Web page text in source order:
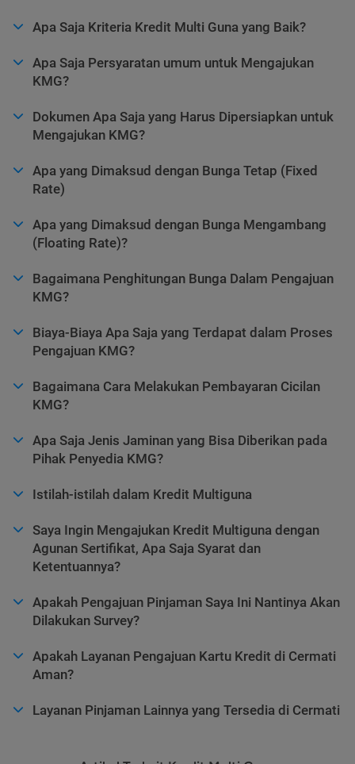
Apa Saja Kriteria Kredit Multi Guna yang Baik?
Apa Saja Persyaratan umum untuk Mengajukan
KMG?
Dokumen Apa Saja yang Harus Dipersiapkan untuk
Mengajukan KMG?
Apa yang Dimaksud dengan Bunga Tetap (Fixed
Rate)
Apa yang Dimaksud dengan Bunga Mengambang
(Floating Rate)?
Bagaimana Penghitungan Bunga Dalam Pengajuan
KMG?
Biaya-Biaya Apa Saja yang Terdapat dalam Proses
Pengajuan KMG?
Bagaimana Cara Melakukan Pembayaran Cicilan
KMG?
Apa Saja Jenis Jaminan yang Bisa Diberikan pada
Pihak Penyedia KMG?
Istilah-istilah dalam Kredit Multiguna
Saya Ingin Mengajukan Kredit Multiguna dengan
Agunan Sertifikat, Apa Saja Syarat dan
Ketentuannya?
Apakah Pengajuan Pinjaman Saya Ini Nantinya Akan
Dilakukan Survey?
Apakah Layanan Pengajuan Kartu Kredit di Cermati
Aman?
Layanan Pinjaman Lainnya yang Tersedia di Cermati